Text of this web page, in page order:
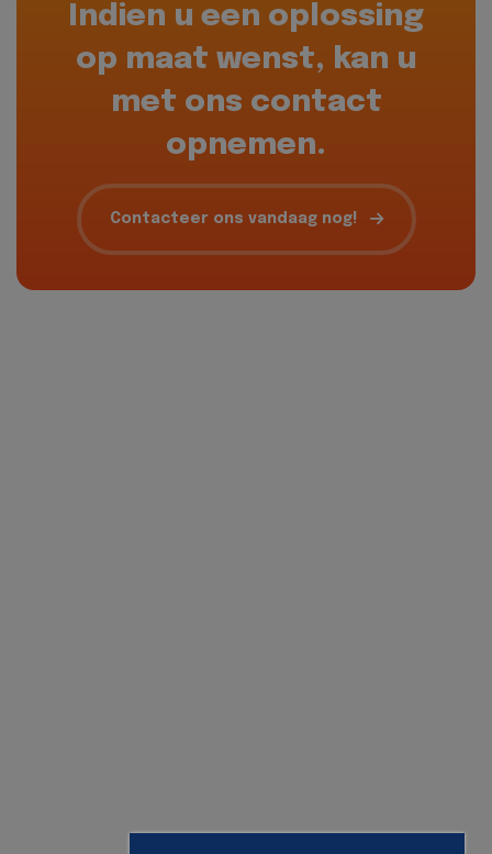
Indien u een oplossing
op maat wenst, kan u
met ons contact
opnemen.
Contacteer ons vandaag nog!